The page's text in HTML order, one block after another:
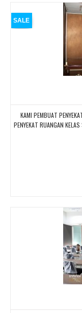
SALE
KAMI PEMBUAT
PENYEKAT RUANGAN
KELAS SEKOLAH Bekasi |